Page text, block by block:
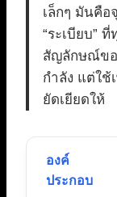
เล็กๆ มันคือ
“ระเบียบ”
สัญลักษณ์ขอ
กำลัง แต่ใช้
ยัดเยียดให้
องค์
ประกอบ